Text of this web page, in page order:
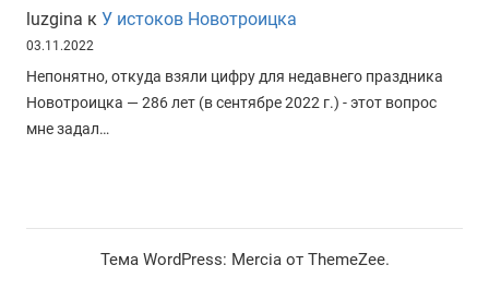
luzgina к У истоков Новотроицка
03.11.2022
Непонятно, откуда взяли цифру для недавнего праздника
Новотроицка — 286 лет (в сентябре 2022 г.) - этот вопрос
мне задал…
Тема WordPress: Mercia от ThemeZee.